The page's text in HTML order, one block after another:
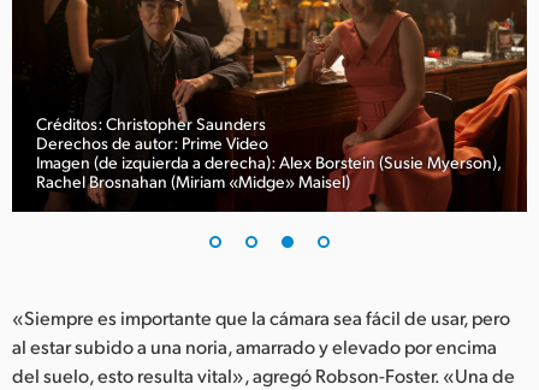
Créditos: Christopher Saunders
Derechos de autor: Prime Video
Imagen (de izquierda a derecha): Alex Borstein (Susie Myerson),
Rachel Brosnahan (Miriam «Midge» Maisel)
«Siempre es importante que la cámara sea fácil de usar, pero
al estar subido a una noria, amarrado y elevado por encima
del suelo, esto resulta vital», agregó Robson-Foster. «Una de